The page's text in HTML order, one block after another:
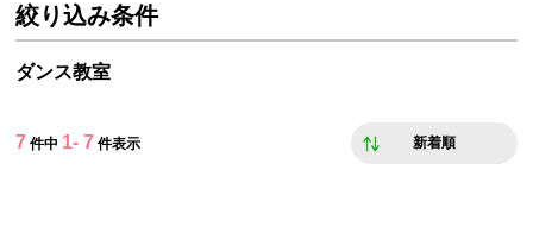
絞り込み条件
ダンス教室
7 件中 1- 7 件表示 新着順